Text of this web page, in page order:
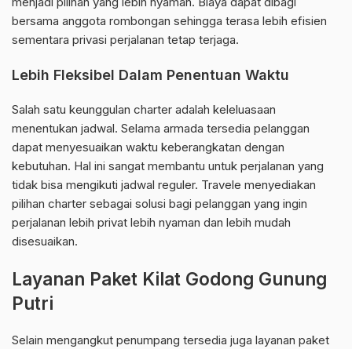
bersama anggota rombongan sehingga terasa lebih efisien
sementara privasi perjalanan tetap terjaga.
Lebih Fleksibel Dalam Penentuan Waktu
Salah satu keunggulan charter adalah keleluasaan
menentukan jadwal. Selama armada tersedia pelanggan
dapat menyesuaikan waktu keberangkatan dengan
kebutuhan. Hal ini sangat membantu untuk perjalanan yang
tidak bisa mengikuti jadwal reguler. Travele menyediakan
pilihan charter sebagai solusi bagi pelanggan yang ingin
perjalanan lebih privat lebih nyaman dan lebih mudah
disesuaikan.
Layanan Paket Kilat Godong Gunung
Putri
Selain mengangkut penumpang tersedia juga layanan paket